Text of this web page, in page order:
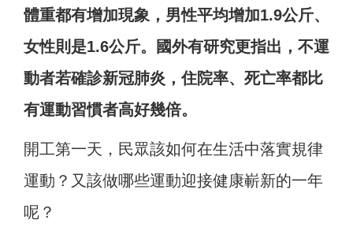
體重都有增加現象，男性平均增加1.9公斤、
女性則是1.6公斤。國外有研究更指出，不運
動者若確診新冠肺炎，住院率、死亡率都比
有運動習慣者高好幾倍。
開工第一天，民眾該如何在生活中落實規律
運動？又該做哪些運動迎接健康嶄新的一年
呢？